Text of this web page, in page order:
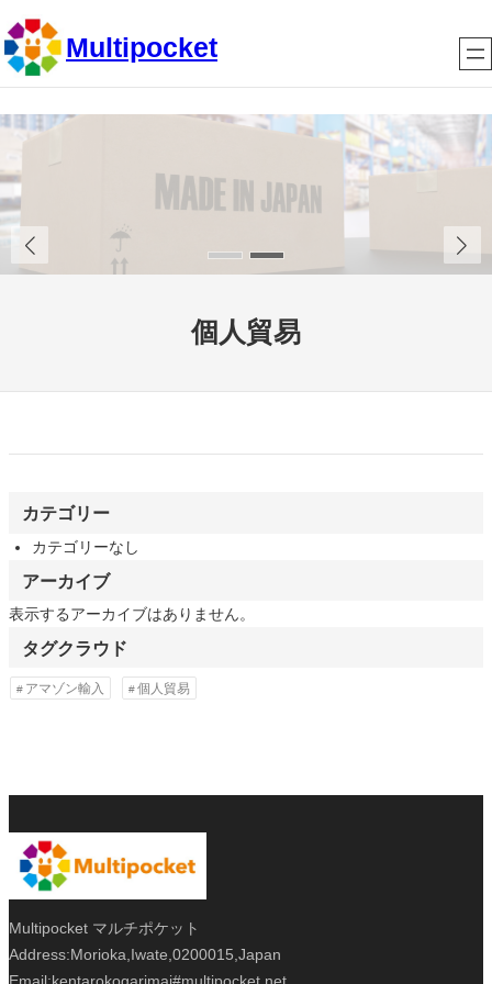
内
容
を
キ
プ
Multipocket
個人貿易
カテゴリー
カテゴリーなし
アーカイブ
表示するアーカイブはありません。
タグクラウド
アマゾン輸入 個人貿易
Multipocket マルチポケット
Address:Morioka,Iwate,0200015,Japan